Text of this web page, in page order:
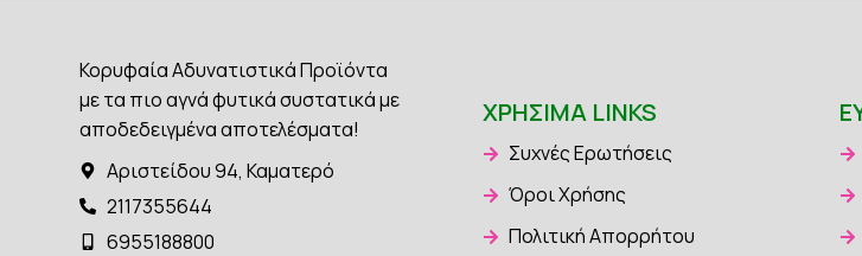
Κορυφαία Αδυνατιστικά Προϊόντα
με τα πιο αγνά φυτικά συστατικά με
αποδεδειγμένα αποτελέσματα!
Αριστείδου 94, Καματερό
2117355644
6955188800
ΧΡΉΣΙΜΑ LINKS
Συχνές Ερωτήσεις
Όροι Χρήσης
Πολιτική Απορρήτου